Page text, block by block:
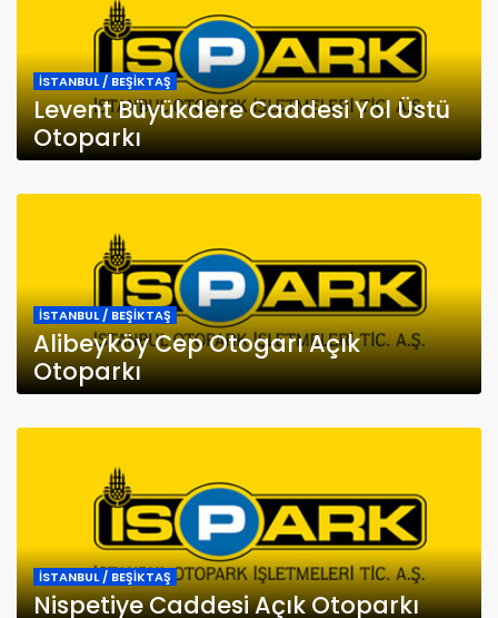
İSTANBUL / BEŞİKTAŞ
Levent Büyükdere Caddesi Yol Üstü
Otoparkı
İSTANBUL / BEŞİKTAŞ
Alibeyköy Cep Otogarı Açık
Otoparkı
İSTANBUL / BEŞİKTAŞ
Nispetiye Caddesi Açık Otoparkı